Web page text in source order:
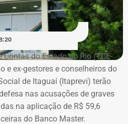
pública da Casa da Moeda do
aparece como representante da
Ltda., empresa que atua no
de saúde.
do Estado do Rio (TCE-
e ex-gestores e conselheiros do
de Itaguaí (Itaprevi) terão
nas acusações de graves
na aplicação de R$ 59,6
do Banco Master.